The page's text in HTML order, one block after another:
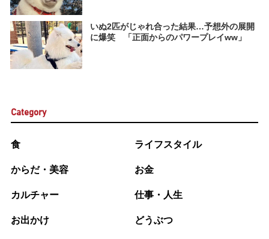
いぬ2匹がじゃれ合った結果…予想外の展開
に爆笑 「正面からのパワープレイww」
Category
食 ライフスタイル
からだ・美容 お金
カルチャー 仕事・人生
お出かけ どうぶつ